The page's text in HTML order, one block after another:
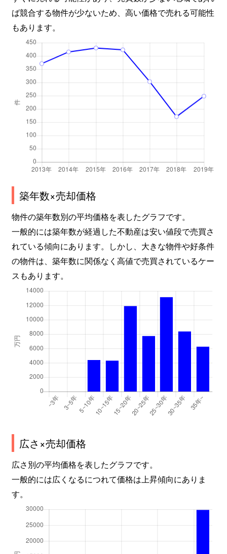
上杉
1,200万円
上杉
勾当台公園
上杉
勾当台公園
北根
黒松(宮城)
北根
北根
2,200万円
台原
北根
390万円
北根
1,400万円
台原
北根
1,700万円
台原
北根
1,900万円
台原
北根
730万円
台原
北根
北根
北根黒松
810万円
黒松(宮城)
1,100万円
黒松(宮城)
北目町
北目町
1,300万円
五橋
木町通
4,000万円
北四番丁
木町通
4,500万円
北四番丁
木町通
ば競合する物件が少ないため、高い価格で売れる可能性
もあります。
築年数×売却価格
物件の築年数別の平均価格を表したグラフです。
一般的には築年数が経過した不動産は安い値段で売買さ
れている傾向にあります。しかし、大きな物件や好条件
の物件は、築年数に関係なく高値で売買されているケー
スもあります。
広さ×売却価格
広さ別の平均価格を表したグラフです。
一般的には広くなるにつれて価格は上昇傾向にありま
す。